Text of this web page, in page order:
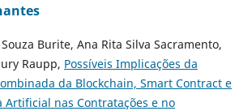
Burite, Ana Rita Silva Sacramento,
Raupp, Possíveis Implicações da
da Blockchain, Smart Contract e
nas Contratações e no